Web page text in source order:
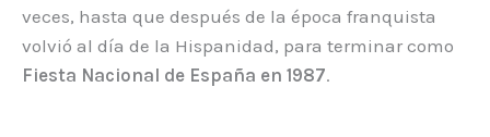
veces, hasta que después de la época franquista
volvió al día de la Hispanidad, para terminar como
Fiesta Nacional de España en 1987.